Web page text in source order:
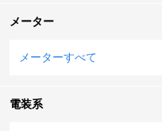
メーター
メーターすべて
電装系